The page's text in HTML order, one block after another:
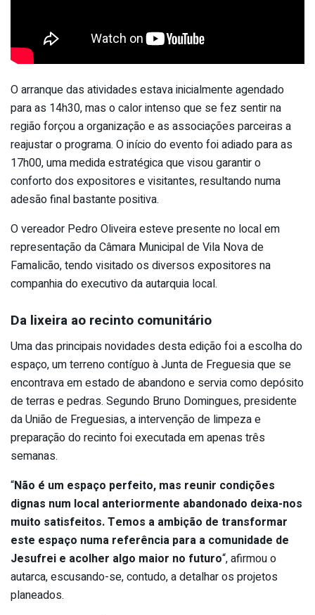
O arranque das atividades estava inicialmente agendado
para as 14h30, mas o calor intenso que se fez sentir na
região forçou a organização e as associações parceiras a
reajustar o programa. O início do evento foi adiado para as
17h00, uma medida estratégica que visou garantir o
conforto dos expositores e visitantes, resultando numa
adesão final bastante positiva.
O vereador Pedro Oliveira esteve presente no local em
representação da Câmara Municipal de Vila Nova de
Famalicão, tendo visitado os diversos expositores na
companhia do executivo da autarquia local.
Da lixeira ao recinto comunitário
Uma das principais novidades desta edição foi a escolha do
espaço, um terreno contíguo à Junta de Freguesia que se
encontrava em estado de abandono e servia como depósito
de terras e pedras. Segundo Bruno Domingues, presidente
da União de Freguesias, a intervenção de limpeza e
preparação do recinto foi executada em apenas três
semanas.
“Não é um espaço perfeito, mas reunir condições
dignas num local anteriormente abandonado deixa-nos
muito satisfeitos. Temos a ambição de transformar
este espaço numa referência para a comunidade de
Jesufrei e acolher algo maior no futuro“, afirmou o
autarca, escusando-se, contudo, a detalhar os projetos
planeados.